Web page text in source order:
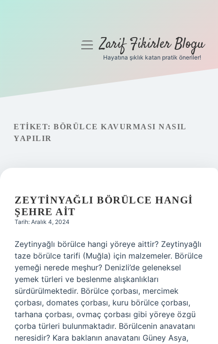
Gizlilik Politikası
Hakkımızda
menüyüZarif Fikirler Blogu
Hayatına şıklık katan pratik öneriler!
ETIKET: BÖRÜLCE KAVURMASI NASIL
YAPILIR
ZEYTINYAĞLI BÖRÜLCE HANGI
ŞEHRE AIT
Tarih: Aralık 4, 2024
Zeytinyağlı börülce hangi yöreye aittir? Zeytinyağlı
taze börülce tarifi (Muğla) için malzemeler. Börülce
yemeği nerede meşhur? Denizli’de geleneksel
yemek türleri ve beslenme alışkanlıkları
sürdürülmektedir. Börülce çorbası, mercimek
çorbası, domates çorbası, kuru börülce çorbası,
tarhana çorbası, ovmaç çorbası gibi yöreye özgü
çorba türleri bulunmaktadır. Börülcenin anavatanı
neresidir? Kara baklanın anavatanı Güney Asya,